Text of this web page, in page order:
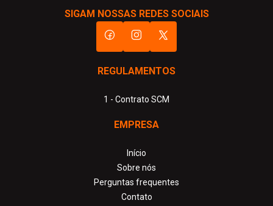
SIGAM NOSSAS REDES SOCIAIS
REGULAMENTOS
1 - Contrato SCM
EMPRESA
Início
Sobre nós
Perguntas frequentes
Contato